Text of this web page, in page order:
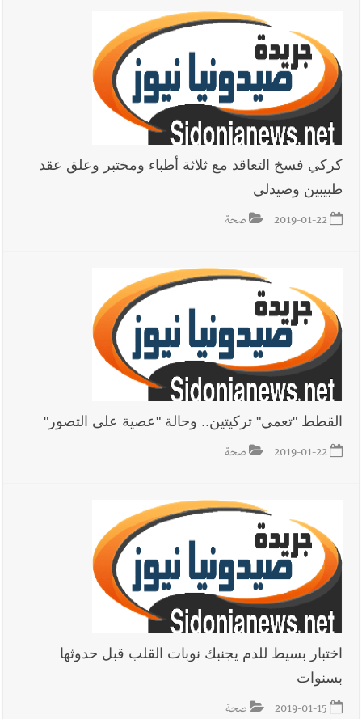
كركي فسخ التعاقد مع ثلاثة أطباء ومختبر وعلق عقد
طبيبين وصيدلي
2019-01-22 صحة
القطط "تعمي" تركيتين.. وحالة "عصية على التصور"
2019-01-22 صحة
اختبار بسيط للدم يجنبك نوبات القلب قبل حدوثها
بسنوات
2019-01-15 صحة